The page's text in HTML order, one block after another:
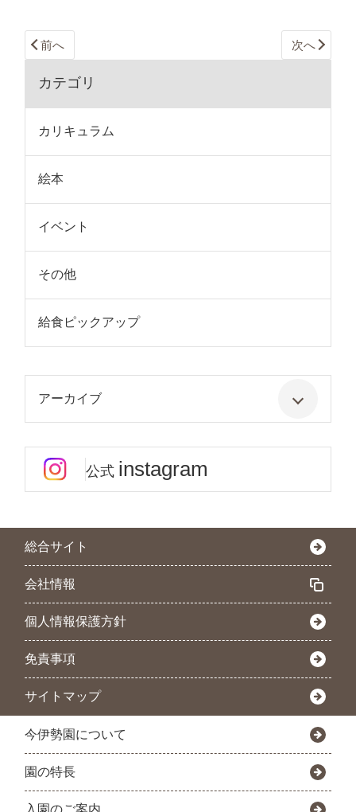
前へ 次へ
カテゴリ
カリキュラム
絵本
イベント
その他
給食ピックアップ
アーカイブ
公式 instagram
総合サイト
会社情報
個人情報保護方針
免責事項
サイトマップ
今伊勢園について
園の特長
入園のご案内